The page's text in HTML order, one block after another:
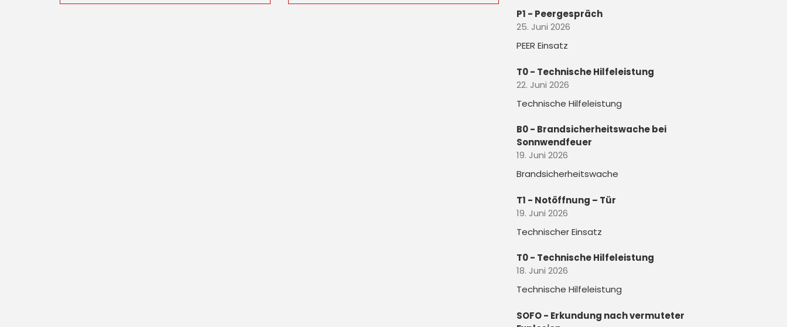
P1 - Peergespräch
25. Juni 2026
PEER Einsatz
T0 - Technische Hilfeleistung
22. Juni 2026
Technische Hilfeleistung
B0 - Brandsicherheitswache bei
Sonnwendfeuer
19. Juni 2026
Brandsicherheitswache
T1 - Notöffnung – Tür
19. Juni 2026
Technischer Einsatz
T0 - Technische Hilfeleistung
18. Juni 2026
Technische Hilfeleistung
SOFO - Erkundung nach vermuteter